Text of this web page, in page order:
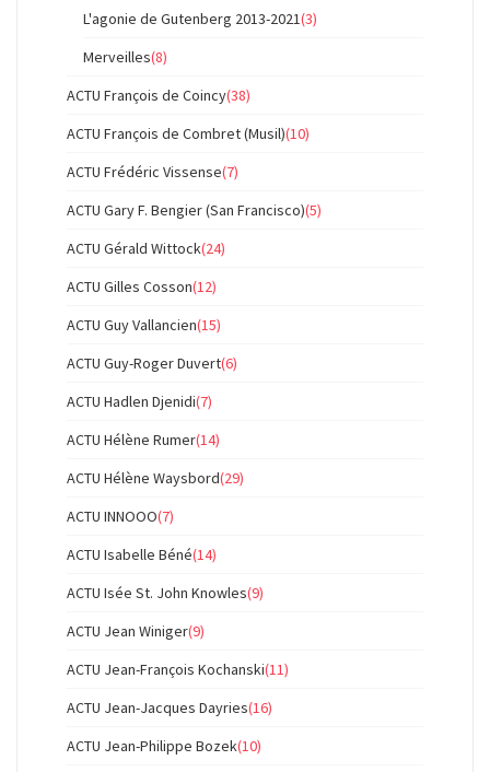
L'agonie de Gutenberg 2013-2021(3)
Merveilles(8)
ACTU François de Coincy(38)
ACTU François de Combret (Musil)(10)
ACTU Frédéric Vissense(7)
ACTU Gary F. Bengier (San Francisco)(5)
ACTU Gérald Wittock(24)
ACTU Gilles Cosson(12)
ACTU Guy Vallancien(15)
ACTU Guy-Roger Duvert(6)
ACTU Hadlen Djenidi(7)
ACTU Hélène Rumer(14)
ACTU Hélène Waysbord(29)
ACTU INNOOO(7)
ACTU Isabelle Béné(14)
ACTU Isée St. John Knowles(9)
ACTU Jean Winiger(9)
ACTU Jean-François Kochanski(11)
ACTU Jean-Jacques Dayries(16)
ACTU Jean-Philippe Bozek(10)